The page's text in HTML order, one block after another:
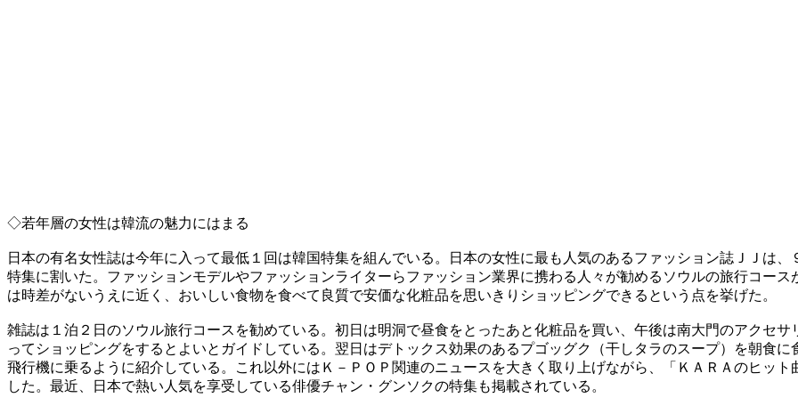
◇若年層の女性は韓流の魅力にはまる
日本の有名女性誌は今年に入って最低１回は韓国特集を組んでいる。日本の女性に最も人気のあるファッション誌ＪＪは
特集に割いた。ファッションモデルやファッションライターらファッション業界に携わる人々が勧めるソウルの旅行コー
は時差がないうえに近く、おいしい食物を食べて良質で安価な化粧品を思いきりショッピングできるという点を挙げた。
雑誌は１泊２日のソウル旅行コースを勧めている。初日は明洞で昼食をとったあと化粧品を買い、午後は南大門のアクセ
ってショッピングをするとよいとガイドしている。翌日はデトックス効果のあるプゴッグク（干しタラのスープ）を朝食
飛行機に乗るように紹介している。これ以外にはＫ－ＰＯＰ関連のニュースを大きく取り上げながら、「ＫＡＲＡのヒッ
した。最近、日本で熱い人気を享受している俳優チャン・グンソクの特集も掲載されている。